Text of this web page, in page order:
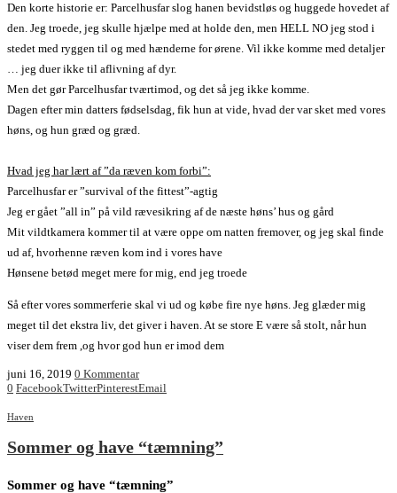
Den korte historie er: Parcelhusfar slog hanen bevidstløs og huggede hovedet af
den. Jeg troede, jeg skulle hjælpe med at holde den, men HELL NO jeg stod i
stedet med ryggen til og med hænderne for ørene. Vil ikke komme med detaljer
… jeg duer ikke til aflivning af dyr.
Men det gør Parcelhusfar tværtimod, og det så jeg ikke komme.
Dagen efter min datters fødselsdag, fik hun at vide, hvad der var sket med vores
høns, og hun græd og græd.
Hvad jeg har lært af ”da ræven kom forbi”:
Parcelhusfar er ”survival of the fittest”-agtig
Jeg er gået ”all in” på vild rævesikring af de næste høns’ hus og gård
Mit vildtkamera kommer til at være oppe om natten fremover, og jeg skal finde
ud af, hvorhenne ræven kom ind i vores have
Hønsene betød meget mere for mig, end jeg troede
Så efter vores sommerferie skal vi ud og købe fire nye høns. Jeg glæder mig
meget til det ekstra liv, det giver i haven. At se store E være så stolt, når hun
viser dem frem ,og hvor god hun er imod dem
juni 16, 2019 0 Kommentar
0 FacebookTwitterPinterestEmail
Haven
Sommer og have “tæmning”
Sommer og have “tæmning”